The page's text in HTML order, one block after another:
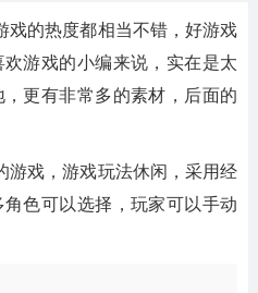
应用
的热度都相当不错，好游戏
游戏的小编来说，实在是太
更有非常多的素材，后面的
戏，游戏玩法休闲，采用经
色可以选择，玩家可以手动